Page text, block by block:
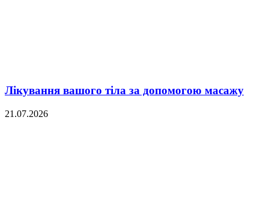
Лікування вашого тіла за допомогою масажу
21.07.2026